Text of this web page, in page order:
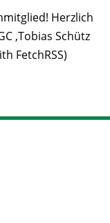
Herzlich
,Tobias Schütz
FetchRSS)